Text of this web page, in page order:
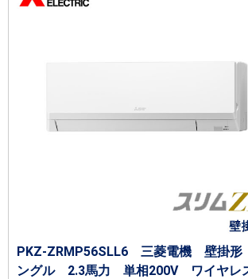
PKZ-ZRMP56SLL6 三菱電機 壁掛
ングル 2.3馬力 単相200V ワイヤレ